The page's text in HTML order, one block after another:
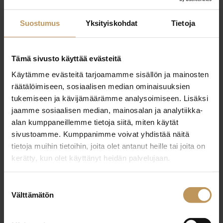
Suostumus Yksityiskohdat Tietoja
Tämä sivusto käyttää evästeitä
Käytämme evästeitä tarjoamamme sisällön ja mainosten
räätälöimiseen, sosiaalisen median ominaisuuksien
tukemiseen ja kävijämäärämme analysoimiseen. Lisäksi
jaamme sosiaalisen median, mainosalan ja analytiikka-
alan kumppaneillemme tietoja siitä, miten käytät
sivustoamme. Kumppanimme voivat yhdistää näitä
tietoja muihin tietoihin, joita olet antanut heille tai joita on
kerätty, kun olet käyttänyt heidän palvelujaan.
valinta
Välttämätön
Kasvua haetaan
kansainvälistymisestä ja
uusiutumisesta
Yritysten kasvu on tärkeää paitsi työpaikkojen, myös
paremman kannattavuuden ja kilpailuaseman
saavuttamiseksi. Kasvuhakuisuus on hieman noussut:
yhdeksän prosenttia pk-yrityksistä ilmoittaa olevansa
voimakkaasti kasvuhakuisia ja 36 prosenttia
suunnittelee kasvavansa mahdollisuuksiensa mukaan.